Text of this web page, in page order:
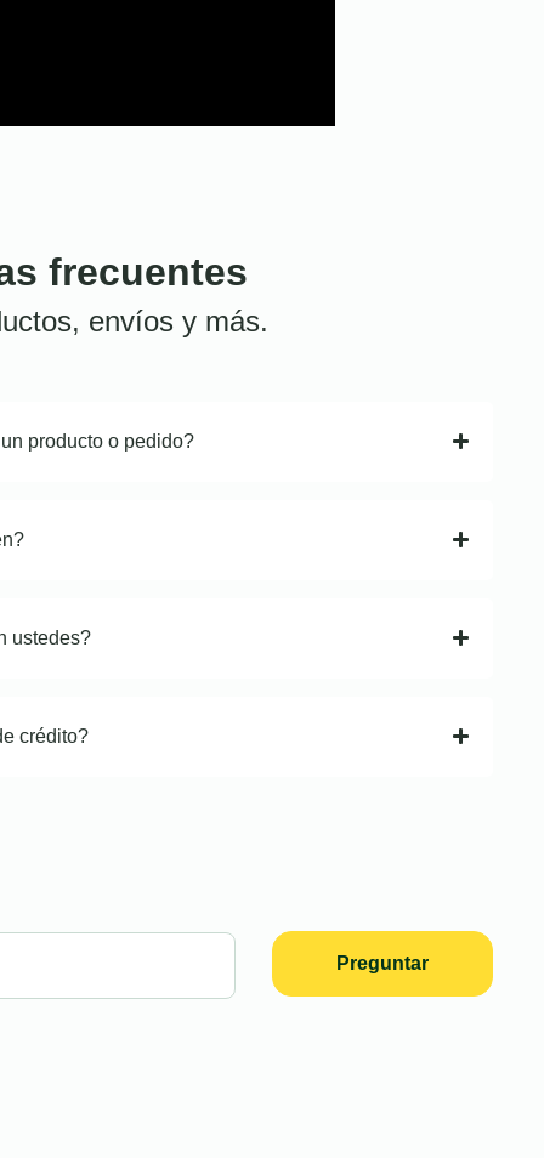
frecuentes
envíos y más.
producto o pedido?
ustedes?
crédito?
Preguntar